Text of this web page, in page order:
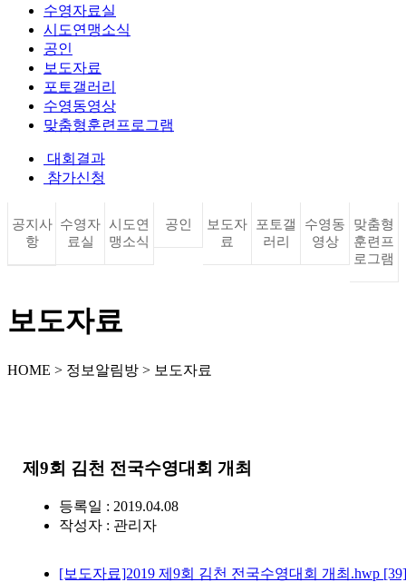
수영자료실
시도연맹소식
공인
보도자료
포토갤러리
수영동영상
맞춤형훈련프로그램
대회결과
참가신청
공지사
항
수영자
료실
시도연
맹소식
공인
보도자
료
포토갤
러리
수영동
영상
맞춤형
훈련프
로그램
보도자료
HOME > 정보알림방 > 보도자료
제9회 김천 전국수영대회 개최
등록일 : 2019.04.08
작성자 : 관리자
[보도자료]2019 제9회 김천 전국수영대회 개최.hwp